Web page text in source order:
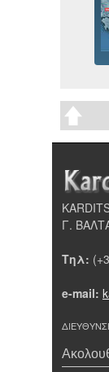
Γ.
Τηλ:
e-mail: